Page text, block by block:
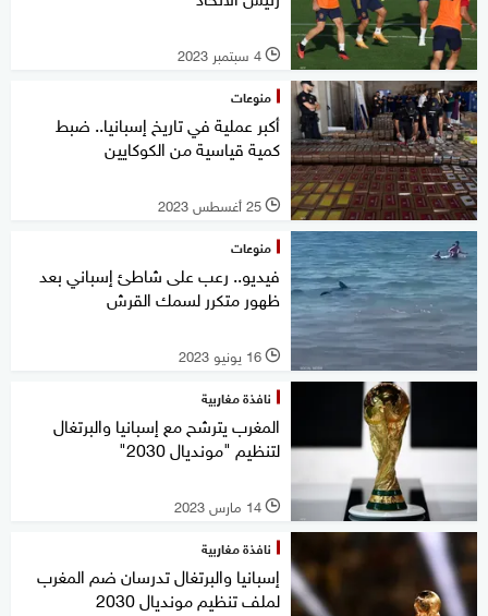
l 4 سبتمبر 2023
منوعات
أكبر عملية في تاريخ إسبانيا.. ضبط
كمية قياسية من الكوكايين
l 25 أغسطس 2023
منوعات
فيديو.. رعب على شاطئ إسباني بعد
ظهور متكرر لسمك القرش
l 16 يونيو 2023
نافذة مغاربية
المغرب يترشح مع إسبانيا والبرتغال
لتنظيم "مونديال 2030"
l 14 مارس 2023
نافذة مغاربية
إسبانيا والبرتغال تدرسان ضم المغرب
لملف تنظيم مونديال 2030